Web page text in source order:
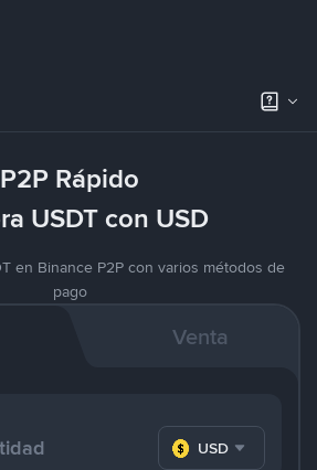
P2P Rápido
USDT con USD
en Binance P2P con varios métodos de
pago
Venta
USD